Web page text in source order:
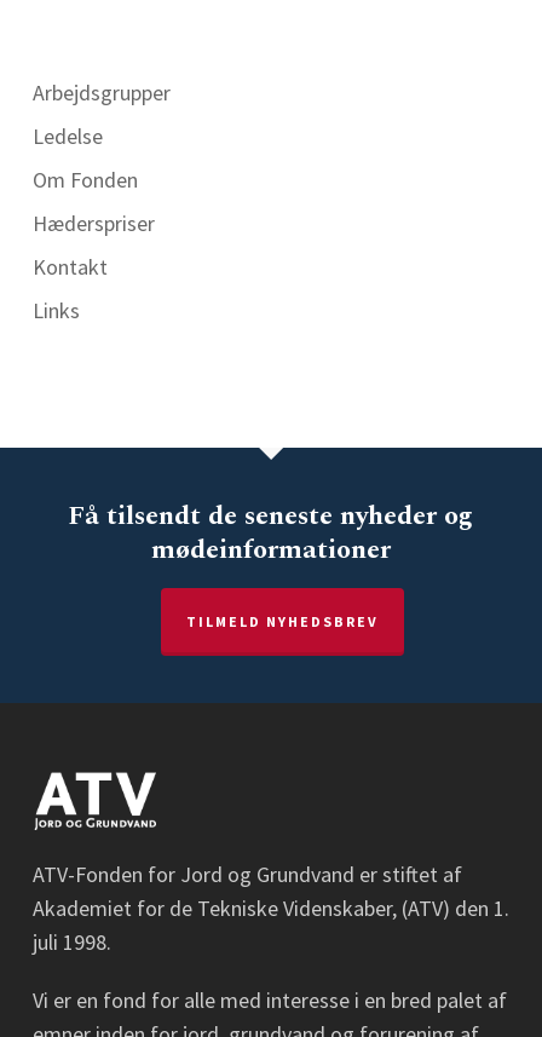
Arbejdsgrupper
Ledelse
Om Fonden
Hæderspriser
Kontakt
Links
Få tilsendt de seneste nyheder og
mødeinformationer
TILMELD NYHEDSBREV
ATV-Fonden for Jord og Grundvand er stiftet af
Akademiet for de Tekniske Videnskaber, (ATV) den 1.
juli 1998.
Vi er en fond for alle med interesse i en bred palet af